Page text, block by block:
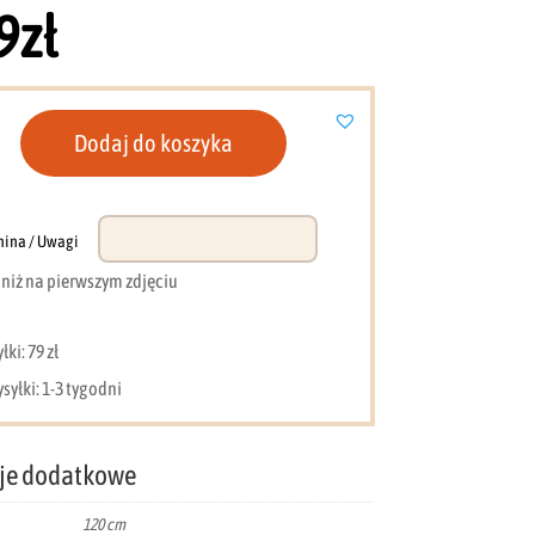
zł
Dodaj do koszyka
/ Uwagi
na pierwszym zdjęciu
79 zł
1-3 tygodni
dodatkowe
120 cm